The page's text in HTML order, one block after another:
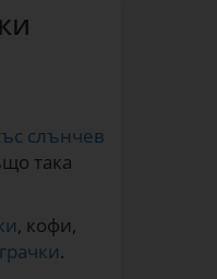
слънчев
така
, кофи,
.